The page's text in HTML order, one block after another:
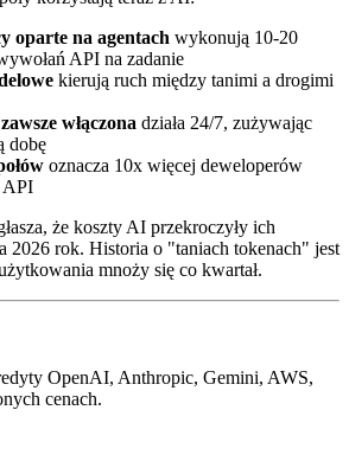
oparte na agentach wykonują 10-20
API na zadanie
kierują ruch między tanimi a drogimi
włączona działa 24/7, zużywając
dobę
oznacza 10x więcej deweloperów
API
że koszty AI przekroczyły ich
2026 rok. Historia o "taniach tokenach" jest
mnoży się co kwartał.
OpenAI, Anthropic, Gemini, AWS,
cenach.